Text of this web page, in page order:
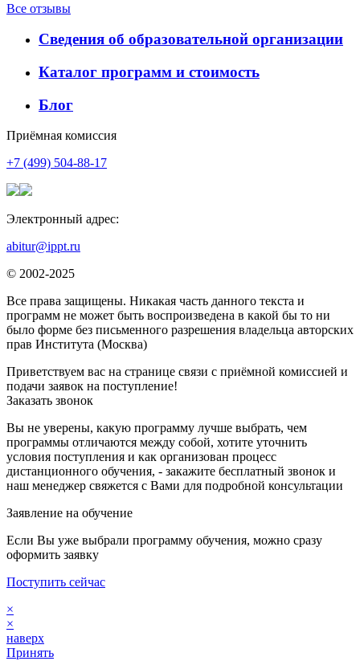
Все отзывы
Сведения об образовательной организации
Каталог программ и стоимость
Блог
Приёмная комиссия
+7 (499) 504-88-17
Электронный адрес:
abitur@ippt.ru
© 2002-2025
Все права защищены. Никакая часть данного текста и
программ не может быть воспроизведена в какой бы то ни
было форме без письменного разрешения владельца авторских
прав Института (Москва)
Приветствуем вас на странице связи с приёмной комиссией и
подачи заявок на поступление!
Заказать звонок
Вы не уверены, какую программу лучше выбрать, чем
программы отличаются между собой, хотите уточнить
условия поступления и как организован процесс
дистанционного обучения, - закажите бесплатный звонок и
наш менеджер свяжется с Вами для подробной консультации
Заявление на обучение
Если Вы уже выбрали программу обучения, можно сразу
оформить заявку
Поступить сейчас
×
×
наверх
Принять